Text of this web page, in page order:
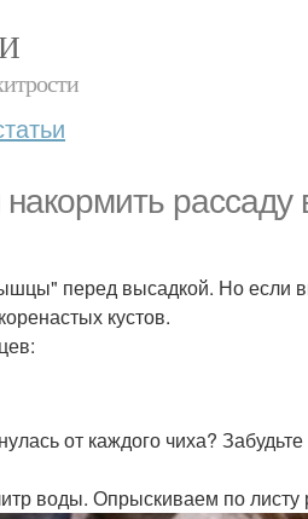
рассаду
перед высадкой. Но если
кустов.
от каждого чиха?
воды. Опрыскиваем по листу